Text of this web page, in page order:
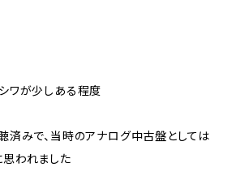
ワが少しある程度
済みで、当時のアナログ中古盤としては
われました